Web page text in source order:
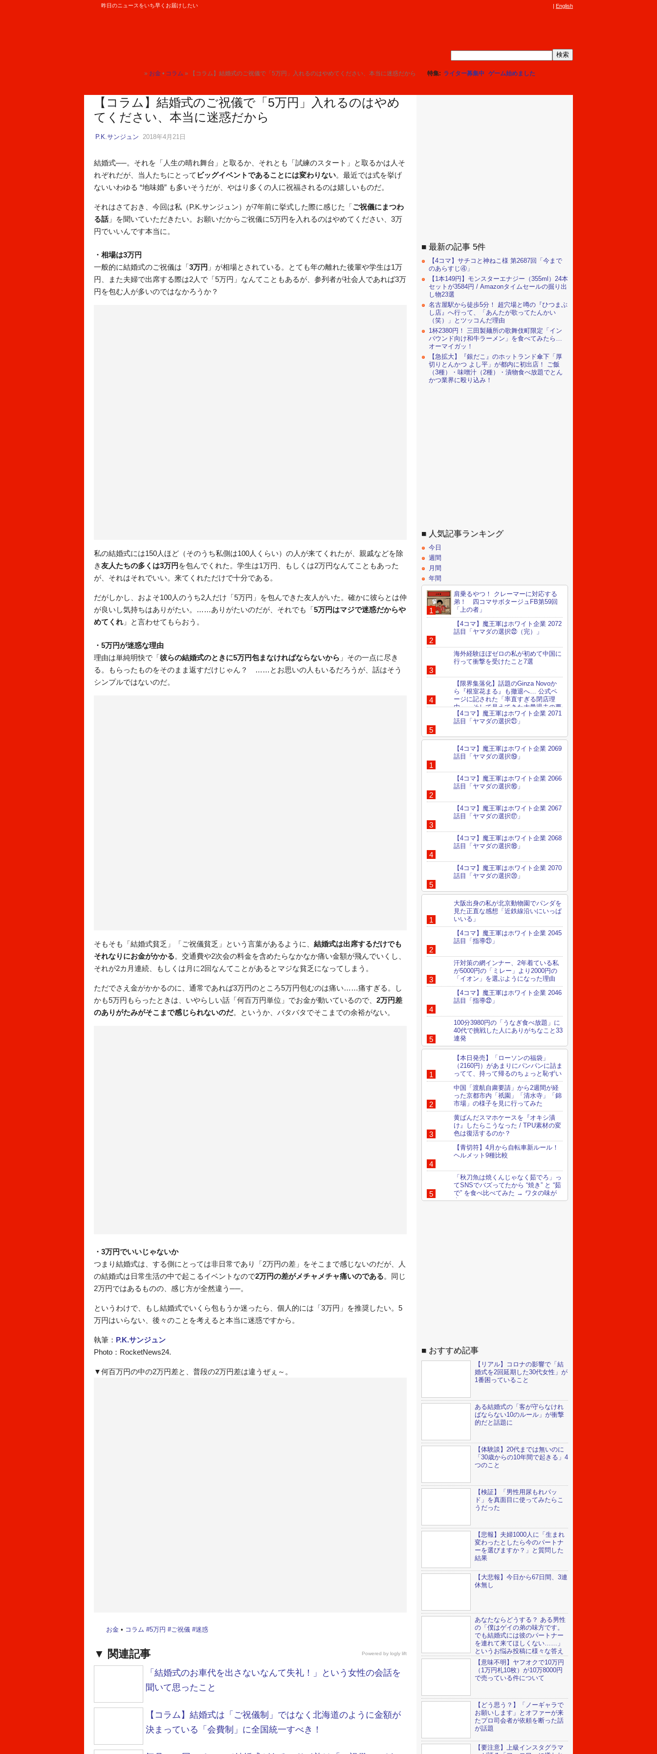
昨日のニュースをいち早くお届けしたい English
トップ
» お金
トップ
• コラム » 【コラム】結婚式のご祝儀で「5万円」入れるのはやめてください、本当に迷惑だから 特集 ライター募集中 ゲーム始めました
【コラム】結婚式のご祝儀で「5万円」入れるのはやめ
てください、本当に迷惑だから
P.K.サンジュン 2018年4月21日
結婚式──。それを「人生の晴れ舞台」と取るか、それとも「試練のスタート」と取るかは人そ
れぞれだが、当人たちにとって ビッグイベントであることには変わりない。最近では式を挙げ
ないいわゆる “地味婚” も多いそうだが、やはり多くの人に祝福されるのは嬉しいものだ。
それはさておき、今回は私（P.K.サンジュン）が7年前に挙式した際に感じた「ご祝儀にまつわ
る話」を聞いていただきたい。お願いだからご祝儀に5万円を入れるのはやめてください、3万
円でいいんです本当に。
・相場は3万円
一般的に結婚式のご祝儀は「3万円 」が相場とされている。とても年の離れた後輩や学生は1万
円、また夫婦で出席する際は2人で「5万円」なんてこともあるが、参列者が社会人であれば3万
円を包む人が多いのではなかろうか？
私の結婚式には150人ほど（そのうち私側は100人くらい）の人が来てくれたが、親戚などを除
き友人たちの多くは3万円 を包んでくれた。学生は1万円、もしくは2万円なんてこともあった
が、それはそれでいい。来てくれただけで十分である。
だがしかし、およそ100人のうち2人だけ「5万円」を包んできた友人がいた。確かに彼らとは仲
が良いし気持ちはありがたい。……ありがたいのだが、それでも「5万円はマジで迷惑だからや
めてくれ 」と言わせてもらおう。
・5万円が迷惑な理由
理由は単純明快で「彼らの結婚式のときに5万円包まなければならないから 」その一点に尽き
る。もらったものをそのまま返すだけじゃん？ ……とお思いの人もいるだろうが、話はそう
シンプルではないのだ。
そもそも「結婚式貧乏」「ご祝儀貧乏」という言葉があるように、 結婚式は出席するだけでも
それなりにお金がかかる。交通費や2次会の料金を含めたらなかなか痛い金額が飛んでいくし、
それが2カ月連続、もしくは月に2回なんてことがあるとマジな貧乏になってしまう。
ただでさえ金がかかるのに、通常であれば3万円のところ5万円包むのは痛い……痛すぎる。し
かも5万円もらったときは、いやらしい話「何百万円単位」でお金が動いているので、 2万円差
のありがたみがそこまで感じられないのだ。というか、バタバタでそこまでの余裕がない。
・3万円でいいじゃないか
つまり結婚式は、する側にとっては非日常であり「2万円の差」をそこまで感じないのだが、人
の結婚式は日常生活の中で起こるイベントなので2万円の差がメチャメチャ痛いのである。同じ
2万円ではあるものの、感じ方が全然違う──。
というわけで、もし結婚式でいくら包もうか迷ったら、個人的には「3万円」を推奨したい。5
万円はいらない、後々のことを考えると本当に迷惑ですから。
執筆： P.K.サンジュン
Photo：RocketNews24.
▼何百万円の中の2万円差と、普段の2万円差は違うぜぇ～。
お金 • コラム #5万円 #ご祝儀 #迷惑
関連記事
「結婚式のお車代を出さないなんて失礼！」という女性の会話を
聞いて思ったこと
【コラム】結婚式は「ご祝儀制」ではなく北海道のように金額が
決まっている「会費制」に全国統一すべき！
Powered by logly lift
最新の記事 5件
【4コマ】サチコと神ねこ様 第2687回「今まで
のあらすじ④」
【1本149円】モンスターエナジー（355ml）24本
セットが3584円 / Amazonタイムセールの掘り出
し物23選
名古屋駅から徒歩5分！ 超穴場と噂の『ひつまぶ
し店』へ行って、「あんたが歌ってたんかい
（笑）」とツッコんだ理由
1杯2380円！ 三田製麺所の歌舞伎町限定「イン
バウンド向け和牛ラーメン」を食べてみたら…
オーマイガッ！
【急拡大】『銀だこ』のホットランド傘下「厚
切りとんかつ よし平」が都内に初出店！ ご飯
（3種）・味噌汁（2種）・漬物食べ放題でとん
かつ業界に殴り込み！
人気記事ランキング
今日
週間
月間
年間
肩乗るやつ！ クレーマーに対応する
弟！ 四コマサボタージュFB第59回
「上の者」
【4コマ】魔王軍はホワイト企業 2072
話目「ヤマダの選択㉒（完）」
海外経験ほぼゼロの私が初めて中国に
行って衝撃を受けたこと7選
【限界集落化】話題のGinza Novoか
ら『根室花まる』も撤退へ… 公式ペ
ージに記された「率直すぎる閉店理
由」、そして見えてきた大量退去の要
【4コマ】魔王軍はホワイト企業 2071
話目「ヤマダの選択㉑」
【4コマ】魔王軍はホワイト企業 2069
話目「ヤマダの選択⑲」
【4コマ】魔王軍はホワイト企業 2066
話目「ヤマダの選択⑯」
【4コマ】魔王軍はホワイト企業 2067
話目「ヤマダの選択⑰」
【4コマ】魔王軍はホワイト企業 2068
話目「ヤマダの選択⑱」
【4コマ】魔王軍はホワイト企業 2070
話目「ヤマダの選択⑳」
大阪出身の私が北京動物園でパンダを
見た正直な感想「近鉄線沿いにいっぱ
いいる」
【4コマ】魔王軍はホワイト企業 2045
話目「指導㉑」
汗対策の網インナー、2年着ている私
が5000円の「ミレー」より2000円の
「イオン」を選ぶようになった理由
【4コマ】魔王軍はホワイト企業 2046
話目「指導㉒」
100分3980円の「うなぎ食べ放題」に
40代で挑戦した人にありがちなこと33
連発
【本日発売】「ローソンの福袋」
（2160円）があまりにパンパンに詰ま
ってて、持って帰るのちょっと恥ずい
中国「渡航自粛要請」から2週間が経
った京都市内「祇園」「清水寺」「錦
市場」の様子を見に行ってみた
黄ばんだスマホケースを『オキシ漬
け』したらこうなった / TPU素材の変
色は復活するのか？
【青切符】4月から自転車新ルール！
ヘルメット9種比較
「秋刀魚は焼くんじゃなく茹でろ」っ
てSNSでバズってたから “焼き” と “茹
で” を食べ比べてみた → ワタの味が
変わってる！
おすすめ記事
【リアル】コロナの影響で「結
婚式を2回延期した30代女性」が
1番困っていること
ある結婚式の「客が守らなけれ
ばならない10のルール」が衝撃
的だと話題に
【体験談】20代までは無いのに
「30歳からの10年間で起きる」4
つのこと
【検証】「男性用尿もれパッ
ド」を真面目に使ってみたらこ
うだった
【悲報】夫婦1000人に「生まれ
変わったとしたら今のパートナ
ーを選びますか？」と質問した
結果
【大悲報】今日から67日間、3連
休無し
あなたならどうする？ ある男性
の「僕はゲイの弟の味方です。
でも結婚式には彼のパートナー
を連れて来てほしくない……」
というお悩み投稿に様々な答え
【意味不明】ヤフオクで10万円
（1万円札10枚）が10万8000円
で売っている件について
【どう思う？】「ノーギャラで
お願いします」とオファーが来
たプロ司会者が依頼を断った話
が話題
【要注意】上級インスタグラマ